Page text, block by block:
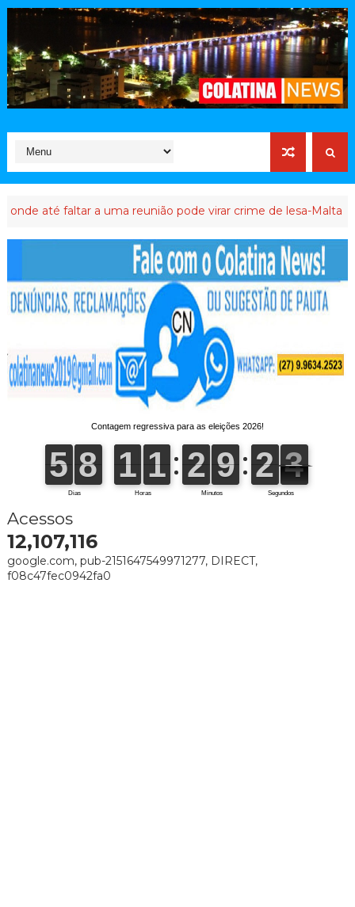
a uma reunião pode virar crime de lesa-Malta ATIVISTA
Acessos
12,107,116
google.com, pub-2151647549971277, DIRECT,
f08c47fec0942fa0